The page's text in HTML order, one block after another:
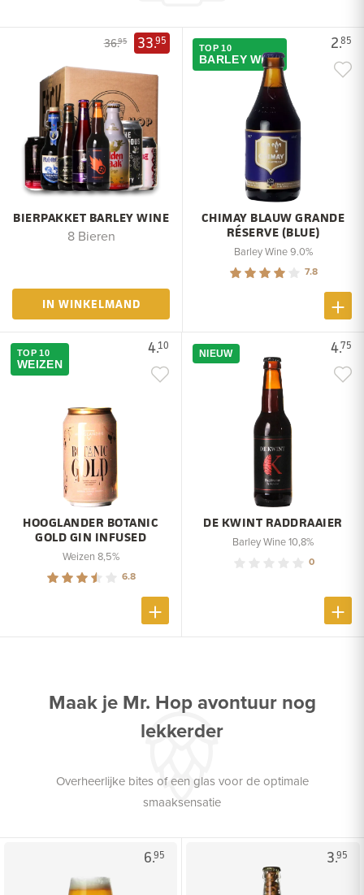
36.95 33.95
BIERPAKKET BARLEY WINE
8 Bieren
IN WINKELMAND
2.85
TOP 10
BARLEY WINE
CHIMAY BLAUW GRANDE
RÉSERVE (BLUE)
Barley Wine 9.0%
7.8
4.10
TOP 10
WEIZEN
HOOGLANDER BOTANIC
GOLD GIN INFUSED
Weizen 8,5%
6.8
4.75
NIEUW
DE KWINT RADDRAAIER
Barley Wine 10,8%
0
Maak je Mr. Hop avontuur nog
lekkerder
Overheerlijke bites of een glas voor de optimale
smaaksensatie
6.95 3.95